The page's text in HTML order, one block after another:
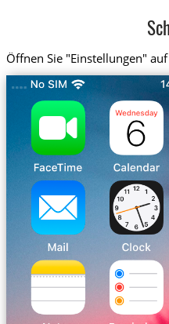
Öffnen Sie "Einstellungen"